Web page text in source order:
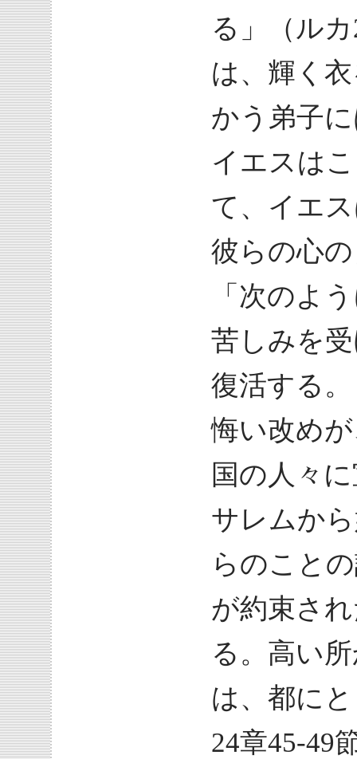
る」（ル
は、輝く
かう弟子
イエスは
て、イエ
彼らの心
「次のよ
苦しみを
復活する
悔い改め
国の人々
サレムか
らのこと
が約束さ
る。高い
は、都に
24章45-49